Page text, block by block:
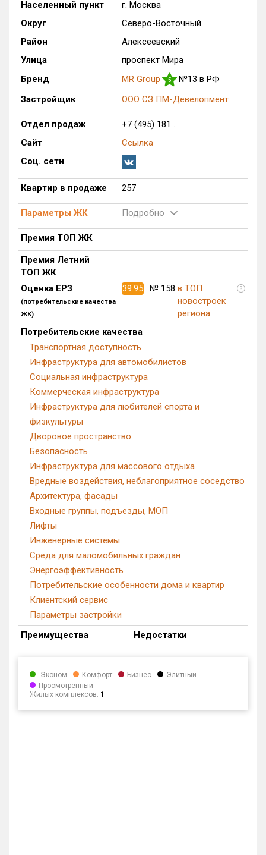
Оценка ЕРЗ ЖК
от
с продажами
Рейтинг ЕРЗ
Найдено:
Жилых комплексов
1 из 1 401
Многоквартирных домов
Блокированных домов
Домов с апартаментами
0 из 258
Поселков таунхаусов
Многоквартирных домов
Блокированных домов
0 из 175
Квартир, апартаментов,
блоков в БД
257 из 56 039
Населенный пункт
г. Москва
Округ
Северо-Восточный
Район
Алексеевский
Улица
проспект Мира
Бренд
MR Group 5
№13 в РФ
Застройщик
ООО СЗ ПМ-Девелопмент
Отдел продаж
+7 (495) 181 ...
Сайт
Ссылка
Соц. сети
Квартир в продаже 257
Параметры ЖК Подробно
Премия ТОП ЖК
Премия Летний
ТОП ЖК
Оценка ЕРЗ
(потребительские качества
ЖК)
39.95 № 158 в ТОП
новостроек
региона
?
Потребительские качества
Транспортная доступность
Инфраструктура для автомобилистов
Социальная инфраструктура
Коммерческая инфраструктура
Инфраструктура для любителей спорта и
физкультуры
Дворовое пространство
Безопасность
Инфраструктура для массового отдыха
Вредные воздействия, неблагоприятное соседство
Архитектура, фасады
Входные группы, подъезды, МОП
Лифты
Инженерные системы
Среда для маломобильных граждан
Энергоэффективность
Потребительские особенности дома и квартир
Клиентский сервис
Параметры застройки
Преимущества
Недостатки
Эконом Комфорт Бизнес
Элитный
Просмотренный
Жилых комплексов: 1